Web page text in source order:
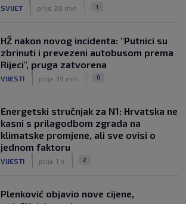
SVIJET prije 28 min 1
HŽ nakon novog incidenta: "Putnici su
zbrinuti i prevezeni autobusom prema
Rijeci", pruga zatvorena
VIJESTI prije 39 min 0
Energetski stručnjak za N1: Hrvatska ne
kasni s prilagodbom zgrada na
klimatske promjene, ali sve ovisi o
jednom faktoru
VIJESTI prije 1 h 2
Plenković objavio nove cijene,